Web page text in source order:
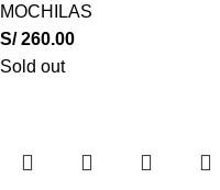
MOCHILAS
S/260.00
Sold out